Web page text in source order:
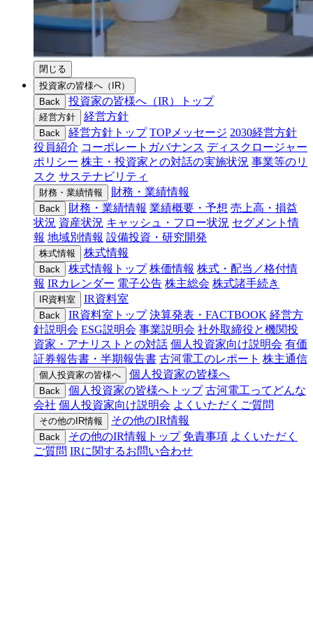
閉じる
投資家の皆様へ（IR）
Back
投資家の皆様へ（IR）トップ
経営方針 経営方針
Back 経営方針トップ TOPメッセージ 2030経営方針
役員紹介 コーポレートガバナンス ディスクロージャー
ポリシー 株主・投資家との対話の実施状況 事業等のリ
スク サステナビリティ
財務・業績情報 財務・業績情報
Back 財務・業績情報 業績概要・予想 売上高・損益
状況 資産状況 キャッシュ・フロー状況 セグメント情
報 地域別情報 設備投資・研究開発
株式情報 株式情報
Back 株式情報トップ 株価情報 株式・配当／格付情
報 IRカレンダー 電子公告 株主総会 株式諸手続き
IR資料室 IR資料室
Back IR資料室トップ 決算発表・FACTBOOK 経営方
針説明会 ESG説明会 事業説明会 社外取締役と機関投
資家・アナリストとの対話 個人投資家向け説明会 有価
証券報告書・半期報告書 古河電工のレポート 株主通信
個人投資家の皆様へ 個人投資家の皆様へ
Back 個人投資家の皆様へトップ 古河電工ってどんな
会社 個人投資家向け説明会 よくいただくご質問
その他のIR情報 その他のIR情報
Back その他のIR情報トップ 免責事項 よくいただく
ご質問 IRに関するお問い合わせ